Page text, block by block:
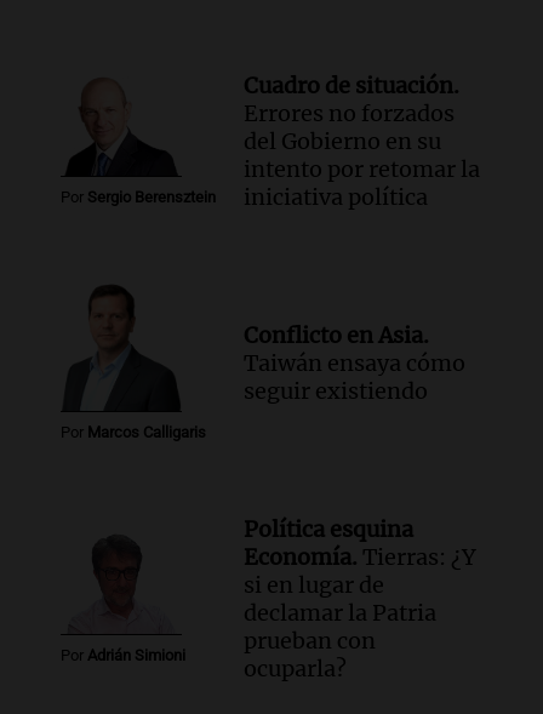
Por Sergio Berensztein
Cuadro de situación.
Errores no forzados
del Gobierno en su
intento por retomar la
iniciativa política
Por Marcos Calligaris
Conflicto en Asia.
Taiwán ensaya cómo
seguir existiendo
Por Adrián Simioni
Política esquina
Economía. Tierras: ¿Y
si en lugar de
declamar la Patria
prueban con
ocuparla?